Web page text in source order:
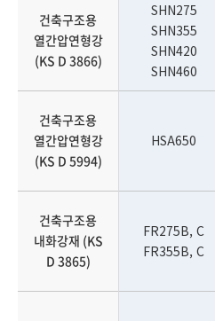
건축구조용
열간압연형강
(KS D 3866)
SHN275
SHN355
SHN420
SHN460
건축구조용
열간압연형강
(KS D 5994)
HSA650
건축구조용
내화강재 (KS
D 3865)
FR275B, C
FR355B, C